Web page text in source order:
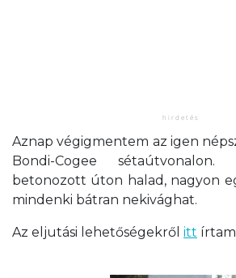
Aznap végigmentem az igen
Bondi-Cogee
betonozott úton halad, nagyon
mindenki bátran nekivághat.
Az eljutási lehetőségekről itt